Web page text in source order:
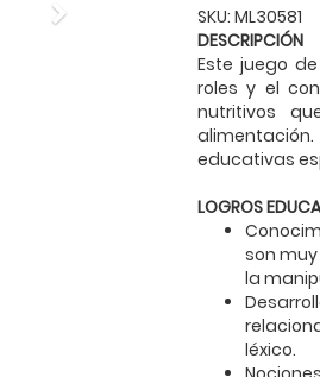
Next
SKU: ML30581
DESCRIPCIÓN
Este juego
roles y el
nutritivos
educativas
LOGROS
son
la
léxico.